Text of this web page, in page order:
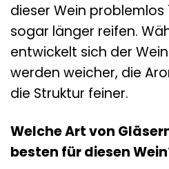
dieser Wein problemlos
sogar länger reifen.
entwickelt sich der
werden weicher, die
die Struktur feiner.
Welche Art von
besten für diesen